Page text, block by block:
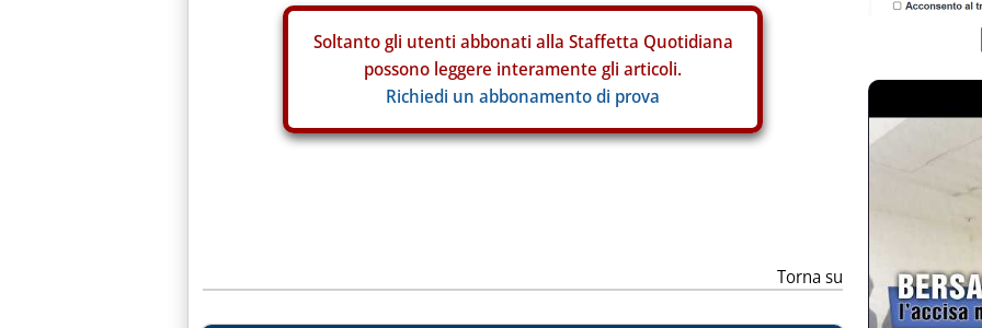
Soltanto gli utenti abbonati alla Staffetta Quotidiana
possono leggere interamente gli articoli.
Richiedi un abbonamento di prova
Torna su